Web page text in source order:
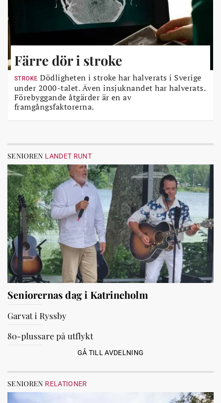
Färre dör i stroke
STROKE Dödligheten i stroke har halverats i Sverige
under 2000-talet. Även insjuknandet har halverats.
Förebyggande åtgärder är en av
framgångsfaktorerna.
SENIOREN LANDET RUNT
Seniorernas dag i Katrineholm
Garvat i Ryssby
80-plussare på utflykt
GÅ TILL AVDELNING
SENIOREN RELATIONER